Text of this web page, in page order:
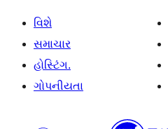
વિશે
સમાચાર
હોસ્ટિંગ.
ગોપનીયતા